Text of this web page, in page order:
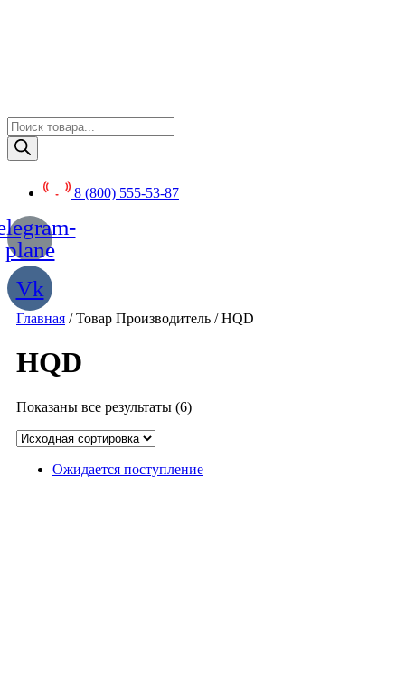
Поиск
товаров
8 (800) 555-53-87
plane
Vk
Главная / Товар Производитель / HQD
HQD
Показаны все результаты (6)
Ожидается поступление